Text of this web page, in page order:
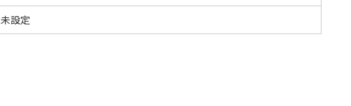
未設定